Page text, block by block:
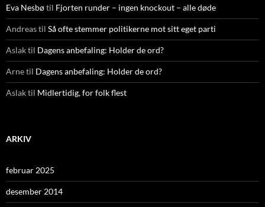
Eva Nesbøtil Fjorten runder – ingen knockout – alle døde
Andreastil Så ofte stemmer politikerne mot sitt eget parti
Aslaktil Dagens anbefaling: Holder de ord?
Arnetil Dagens anbefaling: Holder de ord?
Aslaktil Midlertidig, for folk flest
ARKIV
februar 2025
desember 2014